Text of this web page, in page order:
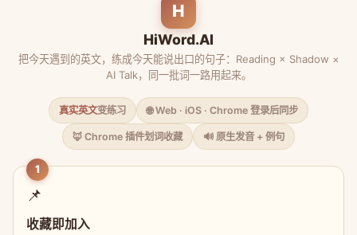
H
HiWord.AI
把今天遇到的英文，练成今天能说出口的句子：Reading × Shadow ×
AI Talk，同一批词一路用起来。
真实英文变练习 🌐 Web · iOS · Chrome 登录后同步
🦊 Chrome 插件划词收藏 🔊 原生发音 + 例句
1
📌
收藏即加入